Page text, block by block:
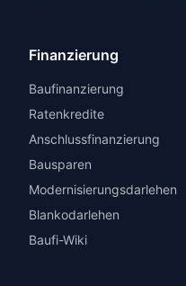
Finanzierung
Baufinanzierung
Ratenkredite
Anschlussfinanzierung
Bausparen
Modernisierungsdarlehen
Blankodarlehen
Baufi-Wiki